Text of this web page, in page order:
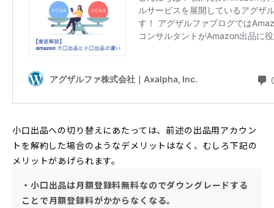
小口出品への切り替えにあたっては、前述の出品用アカウン
トを解約した場合のようなデメリットはなく、むしろ下記の
メリットがあげられます。
・小口出品は月額登録料無料なのでダウングレードする
ことで月額登録料がかからなくなる。